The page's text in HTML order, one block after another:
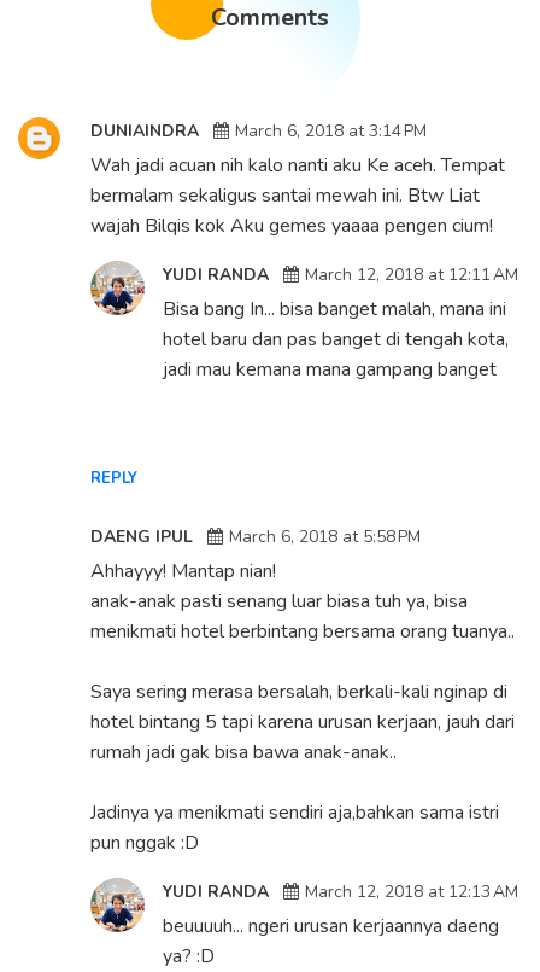
Comments
DUNIAINDRA March 6, 2018 at 3:14 PM
Wah jadi acuan nih kalo nanti aku Ke aceh. Tempat
bermalam sekaligus santai mewah ini. Btw Liat
wajah Bilqis kok Aku gemes yaaaa pengen cium!
REPLY
YUDI RANDA March 12, 2018 at 12:11 AM
Bisa bang In... bisa banget malah, mana ini
hotel baru dan pas banget di tengah kota,
jadi mau kemana mana gampang banget
DAENG IPUL March 6, 2018 at 5:58 PM
Ahhayyy! Mantap nian!
anak-anak pasti senang luar biasa tuh ya, bisa
menikmati hotel berbintang bersama orang tuanya..
Saya sering merasa bersalah, berkali-kali nginap di
hotel bintang 5 tapi karena urusan kerjaan, jauh dari
rumah jadi gak bisa bawa anak-anak..
Jadinya ya menikmati sendiri aja,bahkan sama istri
pun nggak :D
YUDI RANDA March 12, 2018 at 12:13 AM
beuuuuh... ngeri urusan kerjaannya daeng
ya? :D